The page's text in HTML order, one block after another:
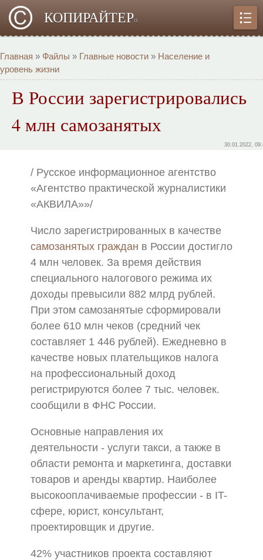
КОПИРАЙТЕРα
Главная » Файлы » Главные новости » Население и
уровень жизни
В России зарегистрировались
4 млн самозанятых
30.01.2022,
/ Русское информационное агентство
«Агентство практической журналистики
«АКВИЛА»»/
Число зарегистрированных в качестве
самозанятых граждан в России достигло
4 млн человек. За время действия
специального налогового режима их
доходы превысили 882 млрд рублей.
При этом самозанятые сформировали
более 610 млн чеков (средний чек
составляет 1 446 рублей). Ежедневно в
качестве новых плательщиков налога
на профессиональный доход
регистрируются более 7 тыс. человек.
сообщили в ФНС России.
Основные направления их
деятельности - услуги такси, а также в
области ремонта и маркетинга, доставки
товаров и аренды квартир. Наиболее
высокооплачиваемые профессии - в IT-
сфере, юрист, консультант,
проектировщик и другие.
42% участников проекта составляют